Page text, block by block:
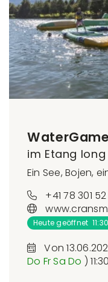
im Etang long
Ein See, Bojen,
+41 78 301
Heute geöffnet
Von
Do FrSaDo )